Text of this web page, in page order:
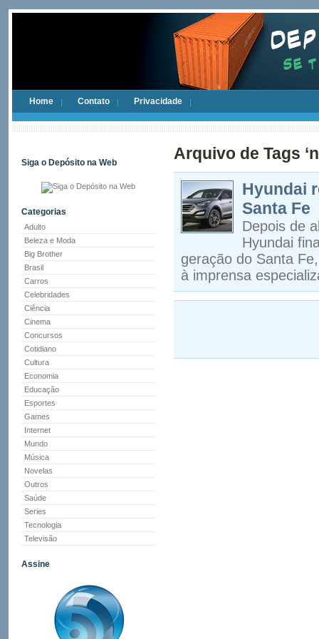
Home Contato Privacidade
Siga o Depósito na Web
Categorias
Adulto
Beleza e Moda
Big Brother
Brasil
Carros
Celebridades
Ciência
Cinema
Concursos
Cotidiano
Cultura
Economia
Educação
Esportes
Games
Internet
Mundo
Música
Novelas
Outros
Saúde
Series
Tecnologia
Televisão
Assine
Arquivo de Tags
Hyundai
Santa Fe
Depois de
Hyundai
geração do Santa
à imprensa